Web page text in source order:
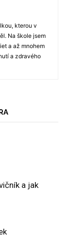
kterou v
Na škole jsem
a až mnohem
a zdravého
a jak